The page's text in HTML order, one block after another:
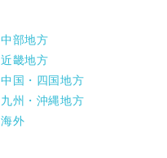
中部地方
近畿地方
中国・四国地方
九州・沖縄地方
海外